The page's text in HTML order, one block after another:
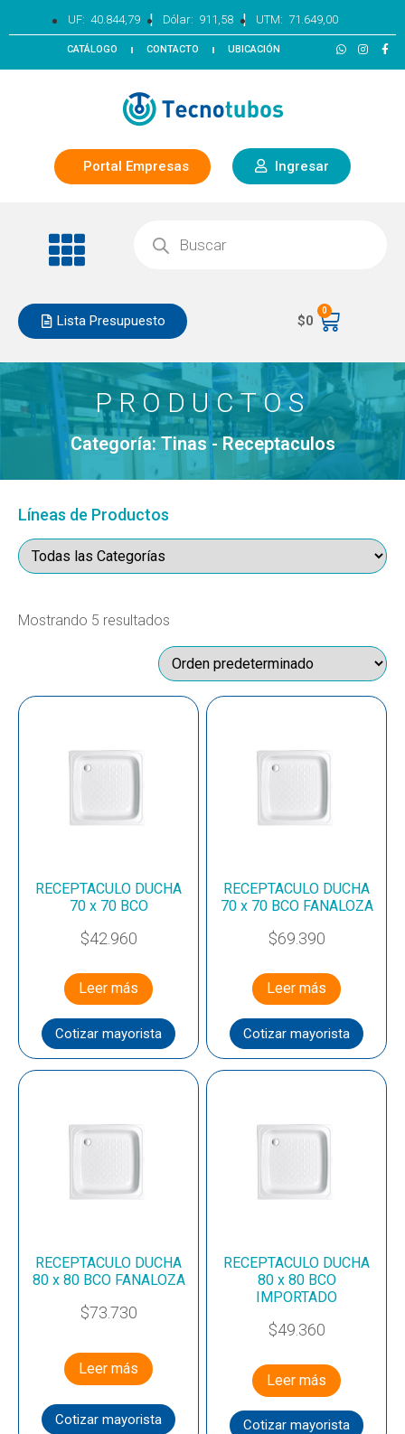
UF: 40.844,79 | Dólar: 911,58 | UTM: 71.649,00
CATÁLOGO CONTACTO UBICACIÓN
Portal Empresas Ingresar
Lista Presupuesto $0
0
PRODUCTOS
Categoría: Tinas - Receptaculos
Líneas de Productos
Mostrando 5 resultados
RECEPTACULO DUCHA
70 x 70 BCO
$42.960
Leer más
Cotizar mayorista
RECEPTACULO DUCHA
70 x 70 BCO FANALOZA
$69.390
Leer más
Cotizar mayorista
RECEPTACULO DUCHA
80 x 80 BCO FANALOZA
$73.730
Leer más
Cotizar mayorista
RECEPTACULO DUCHA
80 x 80 BCO
IMPORTADO
$49.360
Leer más
Cotizar mayorista